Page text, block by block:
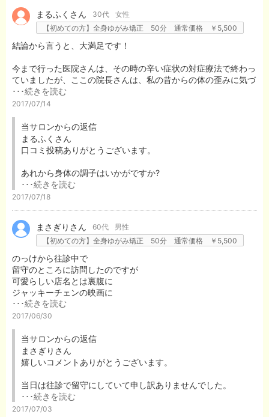
週2回でしっかり通えばウエストなら2㎝くらい
太もも回りだと片足につき1㎝くらいは引き締めることが出来
ますから頑張ってください!
まるふくさん 30代
女性
【初めての方】全身ゆがみ矯正 50分 通常価格 ￥5,500
結論から言うと、大満足です！
今まで行った医院さんは、その時の辛い症状の対症療法で終わっ
ていましたが、ここの院長さんは、私の昔からの体の歪みに気づ
き、本来あるべき位置へ正してくださいました。
たこともあり、歩きやすく、とても驚きました。
また、腸の動きも良くなり、まさにゴッドハンドです！！
料金もリーズナブルなため、これからお世話になるつもりです。
･･･続きを読む
2017/07/14
当サロンからの返信
まるふくさん
口コミ投稿ありがとうございます。
あれから身体の調子はいかがですか?
上半身や下半身のみの矯正もしていますから、状態に合わせて
これからもよろしくお願いします。
･･･続きを読む
2017/07/18
まさぎりさん 60代
男性
【初めての方】全身ゆがみ矯正 50分 通常価格 ￥5,500
のっけから往診中で
留守のところに訪問したのですが
可愛らしい店名とは裏腹に
ジャッキーチェンの映画に
出て来そうなコミカルだけど
腕利きの師範代のような
腕が確かなのはもちろんですが
何より凄いのはその洞察力と
履いてきた靴から
過去の怪我歴だとか見抜かれちゃうし
現在の食生活や生活態度も
･･･続きを読む
2017/06/30
当サロンからの返信
まさぎりさん
嬉しいコメントありがとうございます。
当日は往診で留守にしていて申し訳ありませんでした。
主治医いいですよ!
･･･続きを読む
2017/07/03